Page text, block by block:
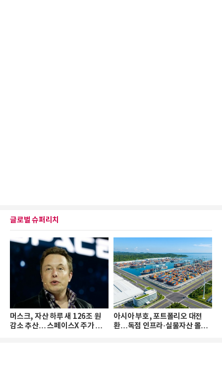
글로벌 슈퍼리치
머스크, 자산 하루 새 126조 원
감소 추산… 스페이스X 주가 하
아시아 부호, 포트폴리오 대전
환…독점 인프라·실물자산 몰린